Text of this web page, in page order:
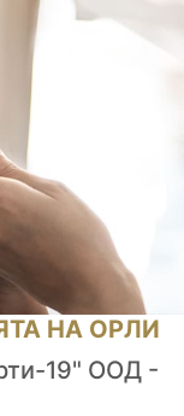
НА ОРЛИ
19" ООД -